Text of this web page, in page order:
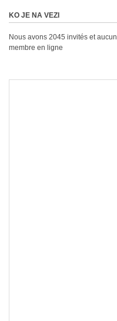
KO JE NA VEZI
Nous avons 2045 invités et aucun
membre en ligne